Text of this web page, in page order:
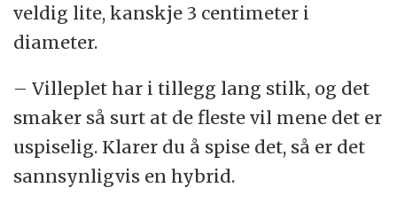
veldig lite, kanskje 3 centimeter i
diameter.
– Villeplet har i tillegg lang stilk, og det
smaker så surt at de fleste vil mene det er
uspiselig. Klarer du å spise det, så er det
sannsynligvis en hybrid.